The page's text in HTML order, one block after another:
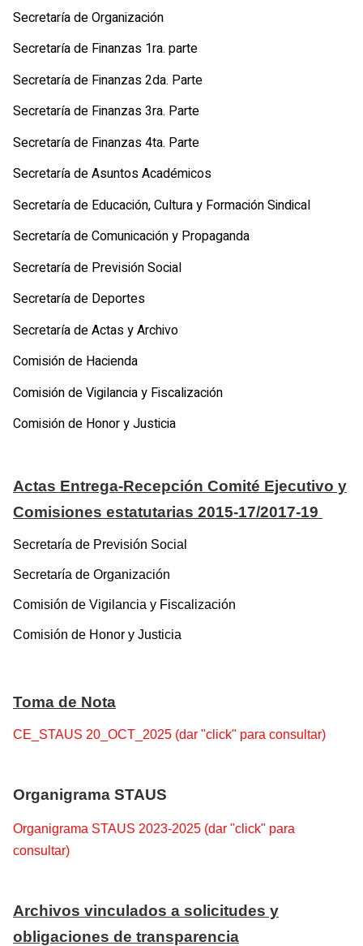
Secretaría de Organización
Secretaría de Finanzas 1ra. parte
Secretaría de Finanzas 2da. Parte
Secretaría de Finanzas 3ra. Parte
Secretaría de Finanzas 4ta. Parte
Secretaría de Asuntos Académicos
Secretaría de Educación, Cultura y Formación Sindical
Secretaría de Comunicación y Propaganda
Secretaría de Previsión Social
Secretaría de Deportes
Secretaría de Actas y Archivo
Comisión de Hacienda
Comisión de Vigilancia y Fiscalización
Comisión de Honor y Justicia
Actas Entrega-Recepción Comité Ejecutivo y
Comisiones estatutarias 2015-17/2017-19
Secretaría de Previsión Social
Secretaría de Organización
Comisión de Vigilancia y Fiscalización
Comisión de Honor y Justicia
Toma de Nota
CE_STAUS 20_OCT_2025 (dar "click" para consultar)
Organigrama STAUS
Organigrama STAUS 2023-2025 (dar "click" para
consultar)
Archivos vinculados a solicitudes y
obligaciones de transparencia